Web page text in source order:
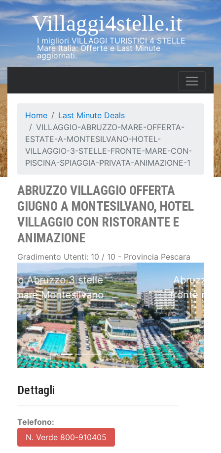
Villaggi4stelle.it
I migliori VILLAGGI TURISTICI 4 STELLE
Mare Italia: Offerte e Last Minute
aggiornati.
Home
Last Minute Deals
VILLAGGIO-ABRUZZO-MARE-OFFERTA-
ESTATE-A-MONTESILVANO-HOTEL-
VILLAGGIO-3-STELLE-FRONTE-MARE-CON-
PISCINA-SPIAGGIA-PRIVATA-ANIMAZIONE-1
ABRUZZO VILLAGGIO OFFERTA
GIUGNO A MONTESILVANO, HOTEL
VILLAGGIO CON RISTORANTE E
ANIMAZIONE
Gradimento Utenti: 10 / 10 - Provincia Pescara
Abruzzo: Hotel/Villaggio
fronte mare con Piscina e
animazione
Previous Next
Dettagli
Telefono:
N. Verde 800-910405